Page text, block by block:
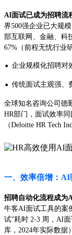
AI面试已成为招聘流
界500强企业已大规
部互联网、金融、科
67%（前程无忧行业
· 企业规模化招聘对
· 传统面试主观强、
全球知名咨询公司德
HR部门，面试效率
（Deloitte HR Tech
一、效率倍增：AI
招聘自动化流程成为
牛客AI面试工具的案
试”耗时 2-3 周，AI
库，2024年实际数据